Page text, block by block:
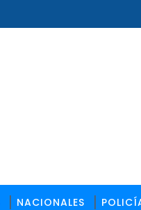
NACIONALES